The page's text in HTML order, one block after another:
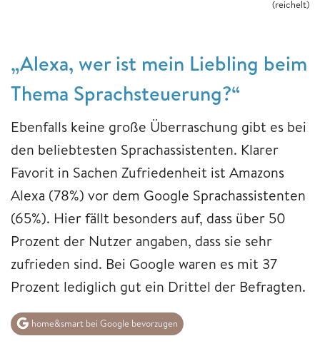
(reichelt)
„Alexa, wer ist mein Liebling beim
Thema Sprachsteuerung?“
Ebenfalls keine große Überraschung gibt es bei
den beliebtesten Sprachassistenten. Klarer
Favorit in Sachen Zufriedenheit ist Amazons
Alexa (78%) vor dem Google Sprachassistenten
(65%). Hier fällt besonders auf, dass über 50
Prozent der Nutzer angaben, dass sie sehr
zufrieden sind. Bei Google waren es mit 37
Prozent lediglich gut ein Drittel der Befragten.
home&smart bei Google bevorzugen